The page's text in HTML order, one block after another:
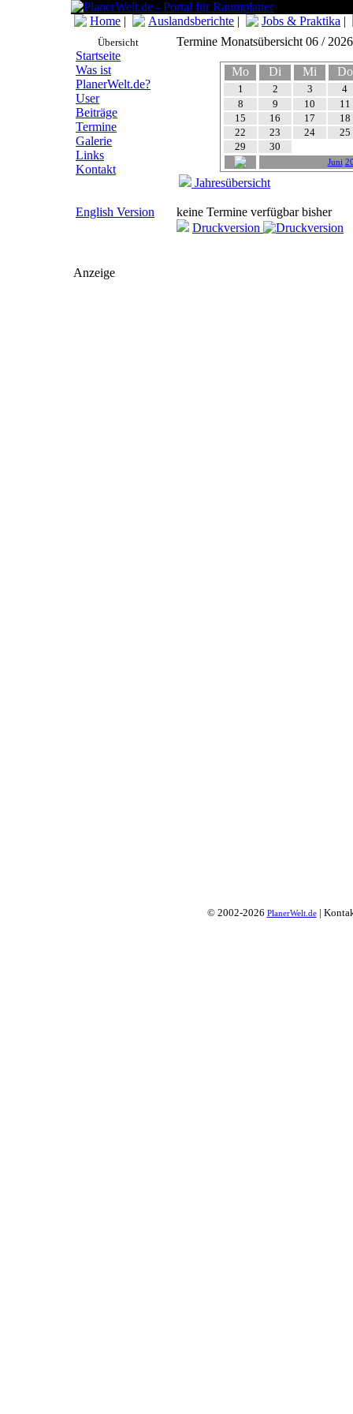
Home | Auslandsberichte | Jobs & Praktika |
Übersicht
Startseite
Was ist
PlanerWelt.de?
User
Beiträge
Termine
Galerie
Links
Kontakt
English Version
Anzeige
Termine Monatsübersicht 06 / 2026
Mo Di Mi Do
1 2 3
4
8
9 10
11
15
16 17
18
22
23 24
25
29
30
Juni
Jahresübersicht
keine Termine verfügbar bisher
Druckversion
© 2002-2026 PlanerWelt.de|